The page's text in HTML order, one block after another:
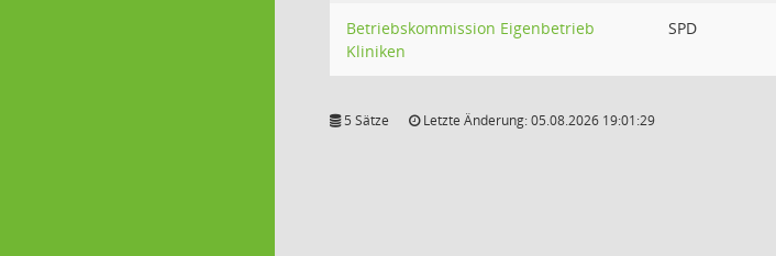
Betriebskommission Eigenbetrieb
Kliniken
SPD
5 Sätze Letzte Änderung: 05.08.2026 19:01:29